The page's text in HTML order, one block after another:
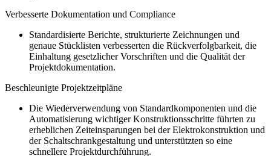
Verbesserte Dokumentation und Compliance
Standardisierte Berichte, strukturierte Zeichnungen und
genaue Stücklisten verbesserten die Rückverfolgbarkeit, die
Einhaltung gesetzlicher Vorschriften und die Qualität der
Projektdokumentation.
Beschleunigte Projektzeitpläne
Die Wiederverwendung von Standardkomponenten und die
Automatisierung wichtiger Konstruktionsschritte führten zu
erheblichen Zeiteinsparungen bei der Elektrokonstruktion und
der Schaltschrankgestaltung und unterstützten so eine
schnellere Projektdurchführung.